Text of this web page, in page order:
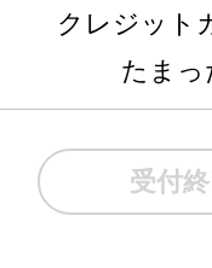
クレジット
たまっ
受付